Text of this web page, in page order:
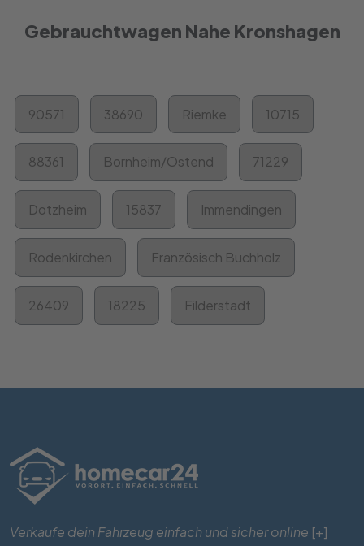
Gebrauchtwagen Nahe Kronshagen
90571 38690 Riemke 10715
88361 Bornheim/Ostend 71229
Dotzheim 15837 Immendingen
Rodenkirchen Französisch Buchholz
26409 18225 Filderstadt
Verkaufe dein Fahrzeug einfach und sicher online [+]